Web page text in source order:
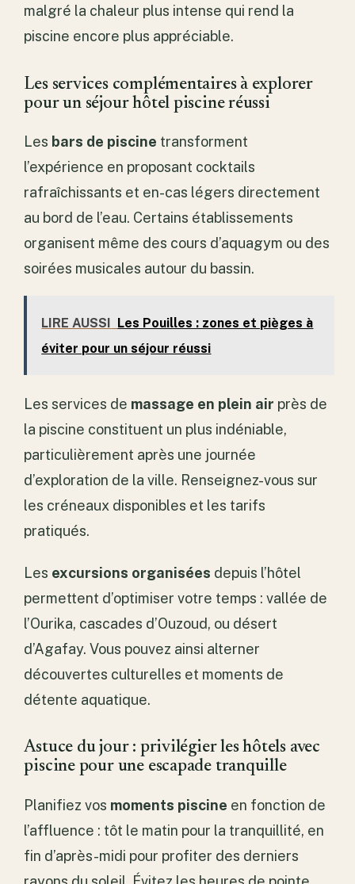
malgré la chaleur plus intense qui rend la
piscine encore plus appréciable.
Les services complémentaires à explorer
pour un séjour hôtel piscine réussi
Les bars de piscine transforment
l’expérience en proposant cocktails
rafraîchissants et en-cas légers directement
au bord de l’eau. Certains établissements
organisent même des cours d’aquagym ou des
soirées musicales autour du bassin.
LIRE AUSSI
Les Pouilles : zones et pièges à
éviter pour un séjour réussi
Les services de massage en plein air près de
la piscine constituent un plus indéniable,
particulièrement après une journée
d’exploration de la ville. Renseignez-vous sur
les créneaux disponibles et les tarifs
pratiqués.
Les excursions organisées depuis l’hôtel
permettent d’optimiser votre temps : vallée de
l’Ourika, cascades d’Ouzoud, ou désert
d’Agafay. Vous pouvez ainsi alterner
découvertes culturelles et moments de
détente aquatique.
Astuce du jour : privilégier les hôtels avec
piscine pour une escapade tranquille
Planifiez vos moments piscine en fonction de
l’affluence : tôt le matin pour la tranquillité, en
fin d’après-midi pour profiter des derniers